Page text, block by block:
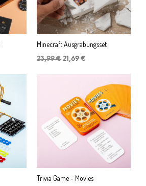
Minecraft Ausgrabungsset
23,99€ Ursprünglicher
21,69 €
21,69 €.
Trivia Game - Movies